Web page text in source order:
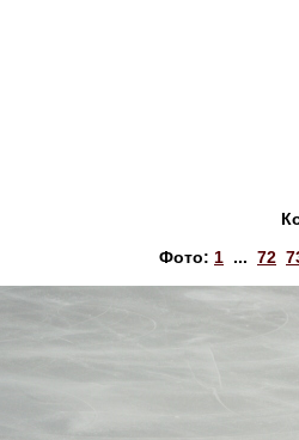
Фото: 1 ... 72